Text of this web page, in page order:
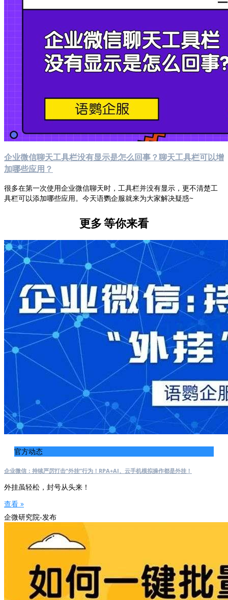
企业微信聊天工具栏没有显示是怎么回事？聊天工具栏可以增
加哪些应用？
很多在第一次使用企业微信聊天时，工具栏并没有显示，更不清楚工
具栏可以添加哪些应用。今天语鹦企服就来为大家解决疑惑~
更多等你来看
官方动态
企业微信：持续严厉打击“外挂”行为！RPA+AI、云手机模拟操作都是外挂！
外挂虽轻松，封号从头来！
查看 »
企微研究院-发布